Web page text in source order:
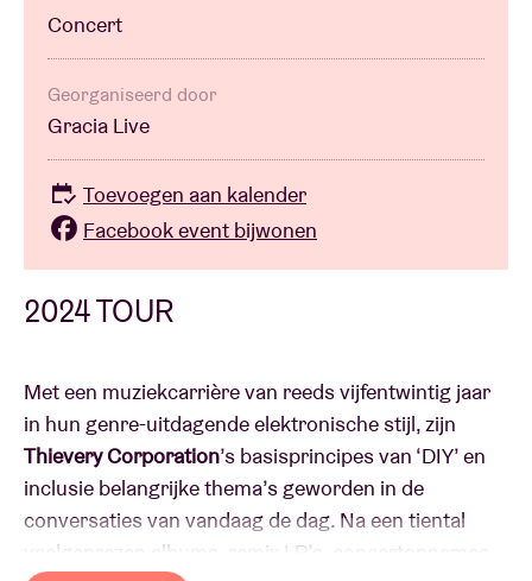
2024 TOUR
Met een muziekcarrière van reeds vijfentwintig jaar
in hun genre-uitdagende elektronische stijl, zijn
Thievery Corporation’s basisprincipes van ‘DIY’ en
inclusie belangrijke thema’s geworden in de
conversaties van vandaag de dag. Na een tiental
veelgeprezen albums, remix LP’s, concertopnames
Concert
Georganiseerd door
Gracia Live
Toevoegen aan kalender
Facebook event bijwonen